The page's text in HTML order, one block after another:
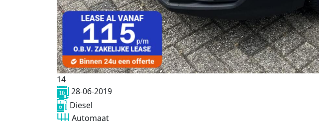
14
28-06-2019
Diesel
Automaat